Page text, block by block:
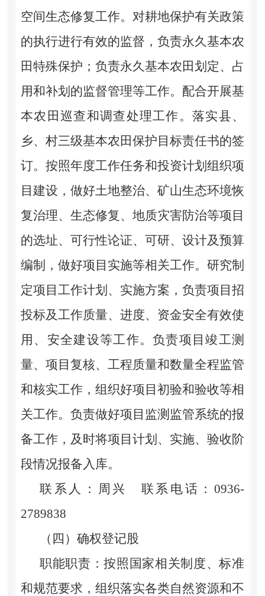
空间生态修复工作。对耕地保护有关政策
的执行进行有效的监督，负责永久基本农
田特殊保护；负责永久基本农田划定、占
用和补划的监督管理等工作。配合开展基
本农田巡查和调查处理工作。落实县、
乡、村三级基本农田保护目标责任书的签
订。按照年度工作任务和投资计划组织项
目建设，做好土地整治、矿山生态环境恢
复治理、生态修复、地质灾害防治等项目
的选址、可行性论证、可研、设计及预算
编制，做好项目实施等相关工作。研究制
定项目工作计划、实施方案，负责项目招
投标及工作质量、进度、资金安全有效使
用、安全建设等工作。负责项目竣工测
量、项目复核、工程质量和数量全程监管
和核实工作，组织好项目初验和验收等相
关工作。负责做好项目监测监管系统的报
备工作，及时将项目计划、实施、验收阶
段情况报备入库。
联系人：周兴 联系电话：0936-
2789838
（四）确权登记股
职能职责：按照国家相关制度、标准
和规范要求，组织落实各类自然资源和不